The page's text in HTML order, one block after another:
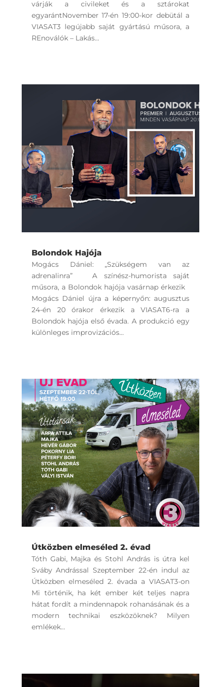
várják a civileket és a sztárokat
egyarántNovember 17-én 19:00-kor debütál a
VIASAT3 legújabb saját gyártású műsora, a
REnoválók – Lakás...
Bolondok Hajója
Mogács Dániel: „Szükségem van az
adrenalinra” A színész-humorista saját
műsora, a Bolondok hajója vasárnap érkezik
Mogács Dániel újra a képernyőn: augusztus
24-én 20 órakor érkezik a VIASAT6-ra a
Bolondok hajója első évada. A produkció egy
különleges improvizációs...
Útközben elmeséled 2. évad
Tóth Gabi, Majka és Stohl András is útra kel
Sváby Andrással Szeptember 22-én indul az
Útközben elmeséled 2. évada a VIASAT3-on
Mi történik, ha két ember két teljes napra
hátat fordít a mindennapok rohanásának és a
modern technikai eszközöknek? Milyen
emlékek...